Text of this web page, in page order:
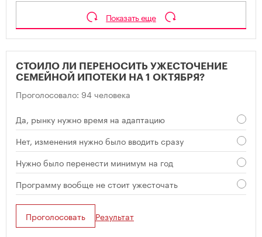
Показать еще
СТОИЛО ЛИ ПЕРЕНОСИТЬ УЖЕСТОЧЕНИЕ
СЕМЕЙНОЙ ИПОТЕКИ НА 1 ОКТЯБРЯ?
Проголосовало: 94 человека
Да, рынку нужно время на адаптацию
Нет, изменения нужно было вводить сразу
Нужно было перенести минимум на год
Программу вообще не стоит ужесточать
Проголосовать Результат